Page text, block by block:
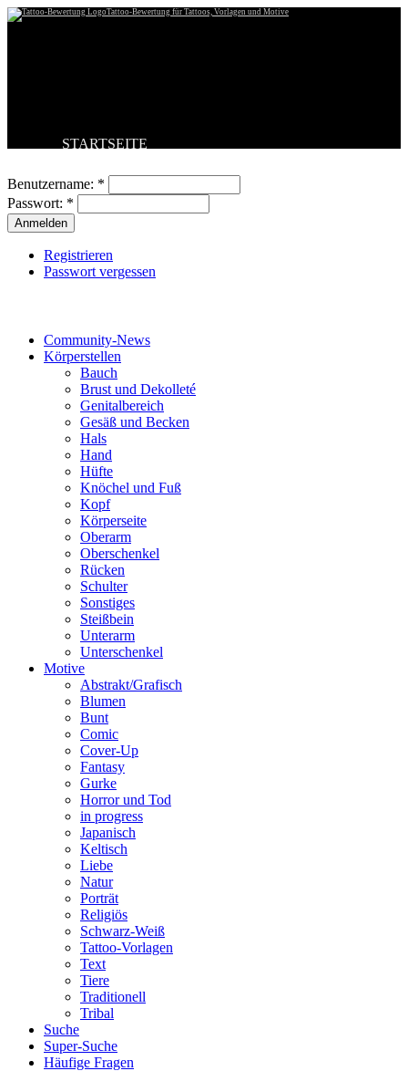
Tattoo-Bewertung für Tattoos, Vorlagen und Motive
STARTSEITE
BESTE TATTOOS
NEUESTE TATTOOS
KOMMENTARE
FORUM
Benutzername: *
Passwort: *
Registrieren
Passwort vergessen
Community-News
Körperstellen
Bauch
Brust und Dekolleté
Genitalbereich
Gesäß und Becken
Hals
Hand
Hüfte
Knöchel und Fuß
Kopf
Körperseite
Oberarm
Oberschenkel
Rücken
Schulter
Sonstiges
Steißbein
Unterarm
Unterschenkel
Motive
Abstrakt/Grafisch
Blumen
Bunt
Comic
Cover-Up
Fantasy
Gurke
Horror und Tod
in progress
Japanisch
Keltisch
Liebe
Natur
Porträt
Religiös
Schwarz-Weiß
Tattoo-Vorlagen
Text
Tiere
Traditionell
Tribal
Suche
Super-Suche
Häufige Fragen